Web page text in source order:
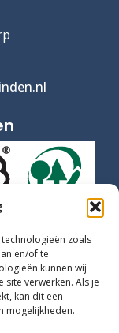
zoals
en/of te
kunnen wij
site verwerken. Als je
kan dit een
mogelijkheden.